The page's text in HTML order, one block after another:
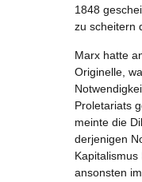
1848
zu scheitern
Marx hatte
Originelle,
Proletariats
meinte die
derjenigen
ansonsten